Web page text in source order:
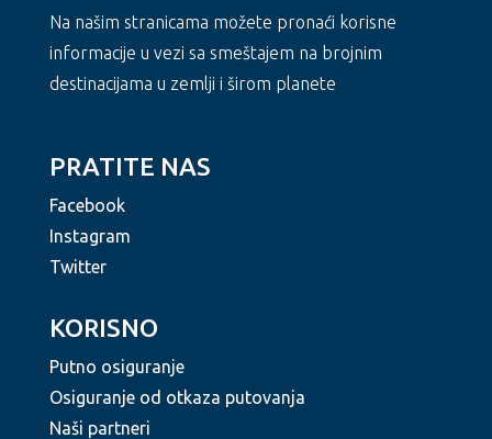
Na našim stranicama možete pronaći korisne
informacije u vezi sa smeštajem na brojnim
destinacijama u zemlji i širom planete
PRATITE NAS
Facebook
Instagram
Twitter
KORISNO
Putno osiguranje
Osiguranje od otkaza putovanja
Naši partneri